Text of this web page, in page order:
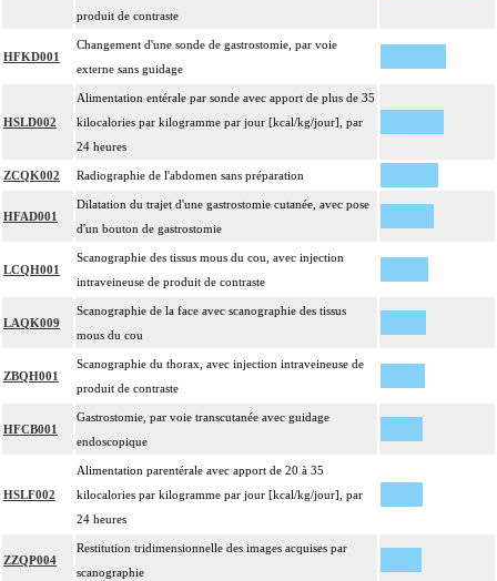
produit de contraste
HFKD001
Changement d'une sonde de gastrostomie, par voie
externe sans guidage
HSLD002
Alimentation entérale par sonde avec apport de plus de 35
kilocalories par kilogramme par jour [kcal/kg/jour], par
24 heures
ZCQK002 Radiographie de l'abdomen sans préparation
HFAD001
Dilatation du trajet d'une gastrostomie cutanée, avec pose
d'un bouton de gastrostomie
LCQH001
Scanographie des tissus mous du cou, avec injection
intraveineuse de produit de contraste
LAQK009
Scanographie de la face avec scanographie des tissus
mous du cou
ZBQH001
Scanographie du thorax, avec injection intraveineuse de
produit de contraste
HFCB001
Gastrostomie, par voie transcutanée avec guidage
endoscopique
HSLF002
Alimentation parentérale avec apport de 20 à 35
kilocalories par kilogramme par jour [kcal/kg/jour], par
24 heures
ZZQP004
Restitution tridimensionnelle des images acquises par
scanographie